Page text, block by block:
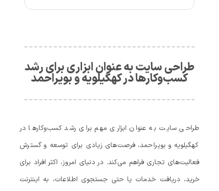
طراحی سایت به عنوان ابزاری برای رشد
کسب‌وکارها در کهگیلویه و بویراحمد
طراحی سایت به عنوان ابزاری مهم برای رشد کسب‌وکارها در
کهگیلویه و بویراحمد، فرصت‌های زیادی برای توسعه و گسترش
فعالیت‌های تجاری فراهم می‌کند. در دنیای امروز، اکثر افراد برای
خرید، دریافت خدمات یا حتی جستجوی اطلاعات، به اینترنت